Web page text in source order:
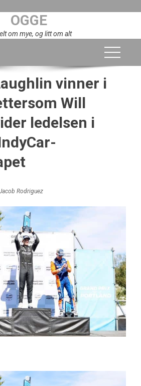
OGGE
om mye, og litt om alt
vinner i
Will
ledelsen i
Rodriguez